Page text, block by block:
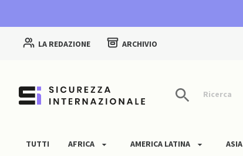
LA REDAZIONE ARCHIVIO
Ricerca
TUTTI AFRICA AMERICA LATINA ASIA